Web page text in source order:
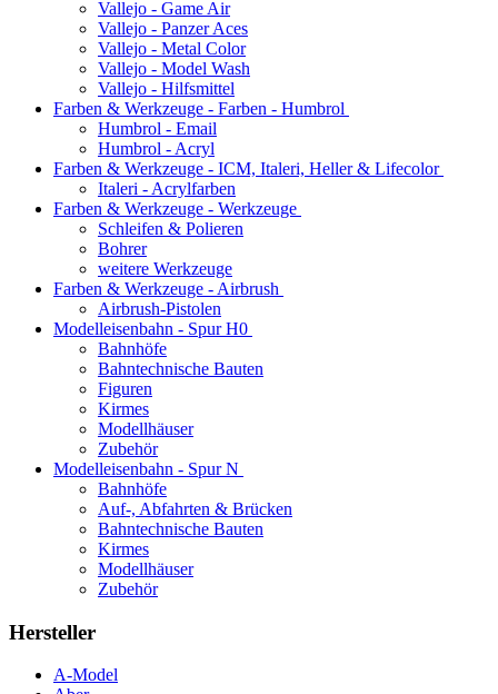
Vallejo - Game Air
Vallejo - Panzer Aces
Vallejo - Metal Color
Vallejo - Model Wash
Vallejo - Hilfsmittel
Farben & Werkzeuge - Farben - Humbrol
Humbrol - Email
Humbrol - Acryl
Farben & Werkzeuge - ICM, Italeri, Heller & Lifecolor
Italeri - Acrylfarben
Farben & Werkzeuge - Werkzeuge
Schleifen & Polieren
Bohrer
weitere Werkzeuge
Farben & Werkzeuge - Airbrush
Airbrush-Pistolen
Modelleisenbahn - Spur H0
Bahnhöfe
Bahntechnische Bauten
Figuren
Kirmes
Modellhäuser
Zubehör
Modelleisenbahn - Spur N
Bahnhöfe
Auf-, Abfahrten & Brücken
Bahntechnische Bauten
Kirmes
Modellhäuser
Zubehör
Hersteller
A-Model